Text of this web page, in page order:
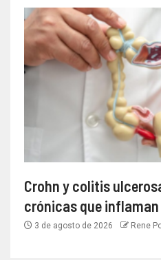
Crohn y colitis
crónicas que
3 de agosto de 2026 Rene